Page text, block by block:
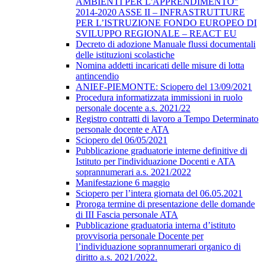
2014-2020 ASSE II – INFRASTRUTTURE
PER L’ISTRUZIONE FONDO EUROPEO DI
SVILUPPO REGIONALE – REACT EU
Decreto di adozione Manuale flussi documentali
delle istituzioni scolastiche
Nomina addetti incaricati delle misure di lotta
antincendio
ANIEF-PIEMONTE: Sciopero del 13/09/2021
Procedura informatizzata immissioni in ruolo
personale docente a.s. 2021/22
Registro contratti di lavoro a Tempo Determinato
personale docente e ATA
Sciopero del 06/05/2021
Pubblicazione graduatorie interne definitive di
Istituto per l'individuazione Docenti e ATA
soprannumerari a.s. 2021/2022
Manifestazione 6 maggio
Sciopero per l’intera giornata del 06.05.2021
Proroga termine di presentazione delle domande
di III Fascia personale ATA
Pubblicazione graduatoria interna d’istituto
provvisoria personale Docente per
l’individuazione soprannumerari organico di
diritto a.s. 2021/2022.